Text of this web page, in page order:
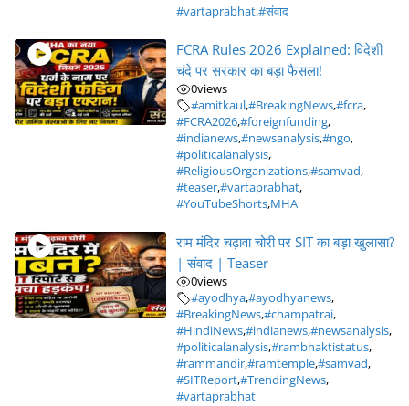
#vartaprabhat,#संवाद
FCRA Rules 2026 Explained: विदेशी
चंदे पर सरकार का बड़ा फैसला!
0views
#amitkaul,#BreakingNews,#fcra,
#FCRA2026,#foreignfunding,
#indianews,#newsanalysis,#ngo,
#politicalanalysis,
#ReligiousOrganizations,#samvad,
#teaser,#vartaprabhat,
#YouTubeShorts,MHA
राम मंदिर चढ़ावा चोरी पर SIT का बड़ा खुलासा?
| संवाद | Teaser
0views
#ayodhya,#ayodhyanews,
#BreakingNews,#champatrai,
#HindiNews,#indianews,#newsanalysis,
#politicalanalysis,#rambhaktistatus,
#rammandir,#ramtemple,#samvad,
#SITReport,#TrendingNews,
#vartaprabhat